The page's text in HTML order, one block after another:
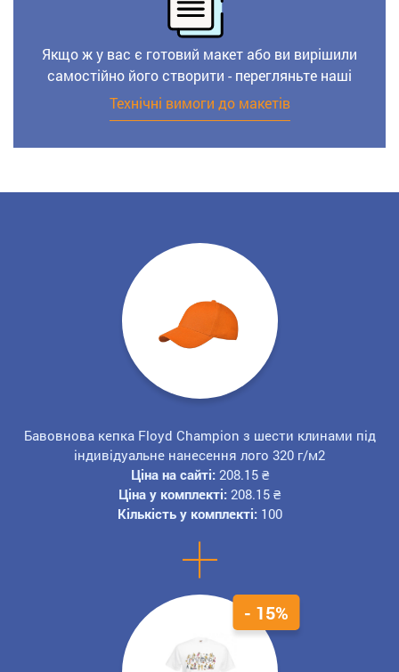
Якщо ж у вас є готовий макет або ви вирішили
самостійно його створити - перегляньте наші
Технічні вимоги до макетів
+
Бавовнова кепка Floyd Champion з шести клинами під
індивідуальне нанесення лого 320 г/м2
Ціна на сайті: 208.15 ₴
Ціна у комплекті: 208.15 ₴
Кількість у комплекті: 100
- 15%